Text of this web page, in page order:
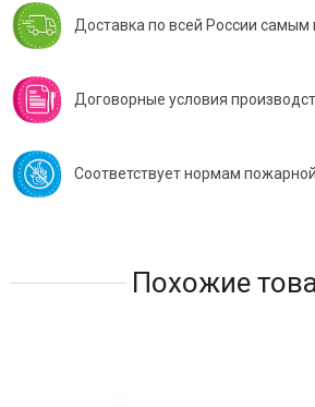
Доставка по всей России
Договорные условия
Соответствует нормам
Похожие